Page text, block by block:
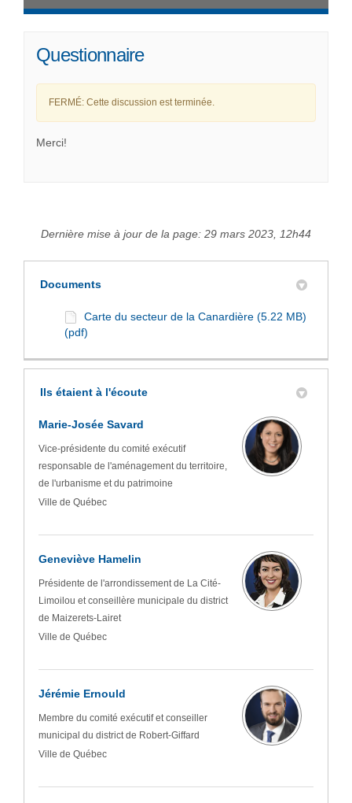
Questionnaire
FERMÉ: Cette discussion est terminée.
Merci!
Dernière mise à jour de la page: 29 mars 2023, 12h44
Documents
Carte du secteur de la Canardière (5.22 MB)
(pdf)
Ils étaient à l'écoute
Marie-Josée Savard
Vice-présidente du comité exécutif
responsable de l'aménagement du territoire,
de l'urbanisme et du patrimoine
Ville de Québec
Geneviève Hamelin
Présidente de l'arrondissement de La Cité-
Limoilou et conseillère municipale du district
de Maizerets-Lairet
Ville de Québec
Jérémie Ernould
Membre du comité exécutif et conseiller
municipal du district de Robert-Giffard
Ville de Québec